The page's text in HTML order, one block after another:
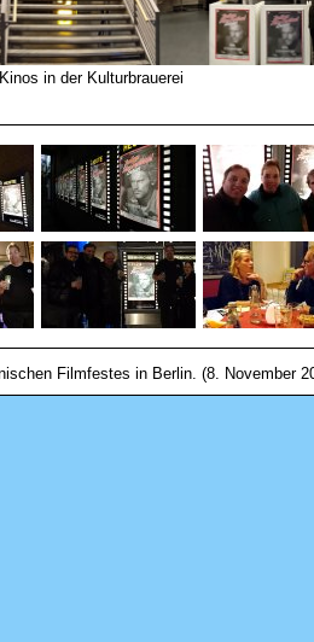
in der Kulturbrauerei
Filmfestes in Berlin. (8. November